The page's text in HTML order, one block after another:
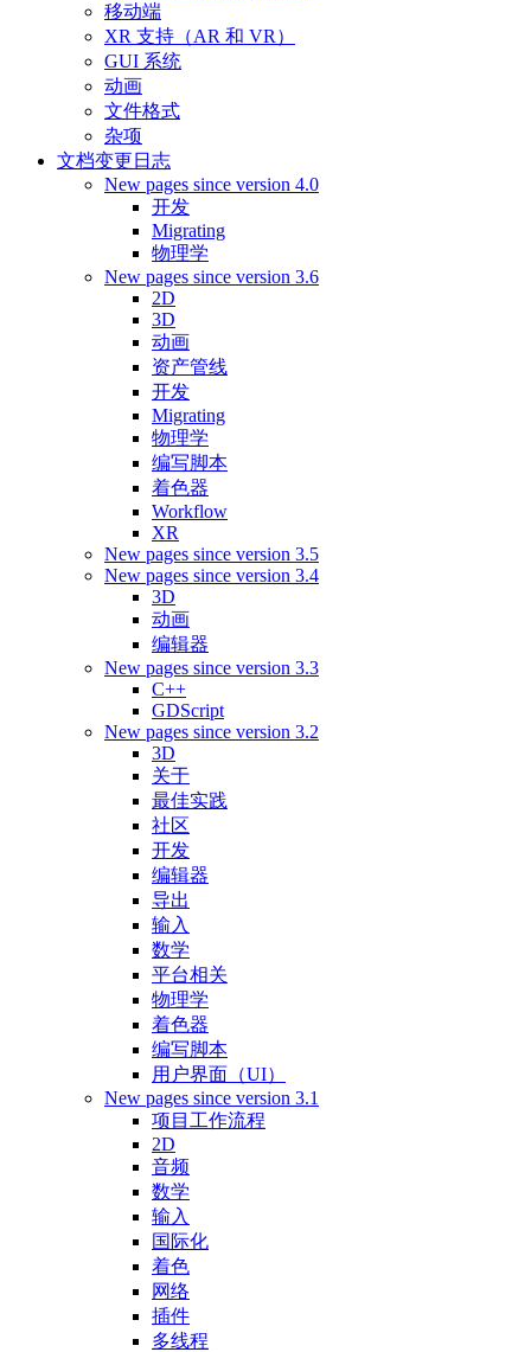
移动端
XR 支持（AR 和 VR）
GUI 系统
动画
文件格式
杂项
文档变更日志
New pages since version 4.0
开发
Migrating
物理学
New pages since version 3.6
2D
3D
动画
资产管线
开发
Migrating
物理学
编写脚本
着色器
Workflow
XR
New pages since version 3.5
New pages since version 3.4
3D
动画
编辑器
New pages since version 3.3
C++
GDScript
New pages since version 3.2
3D
关于
最佳实践
社区
开发
编辑器
导出
输入
数学
平台相关
物理学
着色器
编写脚本
用户界面（UI）
New pages since version 3.1
项目工作流程
2D
音频
数学
输入
国际化
着色
网络
插件
多线程